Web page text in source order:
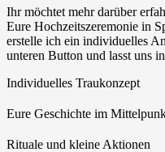
Ihr möchtet mehr darüber
Eure Hochzeitszeremonie in
erstelle ich ein individuelles
unteren Button und lasst uns
Individuelles Traukonzept
Eure Geschichte im
Rituale und kleine Aktionen